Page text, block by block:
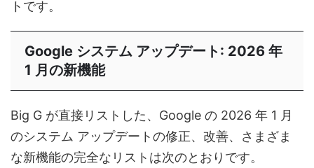
トです。
Google システム アップデート: 2026 年
1 月の新機能
Big G が直接リストした、Google の 2026 年 1 月
のシステム アップデートの修正、改善、さまざま
な新機能の完全なリストは次のとおりです。